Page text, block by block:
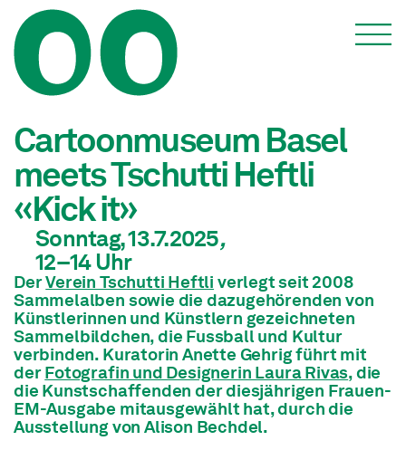
Veranstaltungen
Cartoonmuseum Basel
meets Tschutti Heftli
«Kick it»
Sonntag, 13.7.2025,
12–14Uhr
DerVerein Tschutti Heftli verlegt seit 2008
Sammelalben sowie die dazugehörenden von
Künstlerinnen und Künstlern gezeichneten
Sammelbildchen, die Fussball und Kultur
verbinden. Kuratorin Anette Gehrig führt mit
derFotografin und Designerin Laura Rivas, die
die Kunstschaffenden der diesjährigen Frauen-
EM-Ausgabe mitausgewählt hat, durch die
Ausstellung von Alison Bechdel.